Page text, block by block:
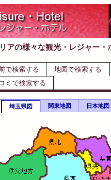
アの様々な観光・レジャー
で検索する
地図で検索する
ミで検索する
埼玉県図 関東地図 日本地図